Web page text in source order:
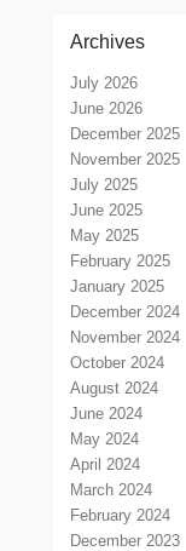
Archives
July 2026
June 2026
December 2025
November 2025
July 2025
June 2025
May 2025
February 2025
January 2025
December 2024
November 2024
October 2024
August 2024
June 2024
May 2024
April 2024
March 2024
February 2024
December 2023